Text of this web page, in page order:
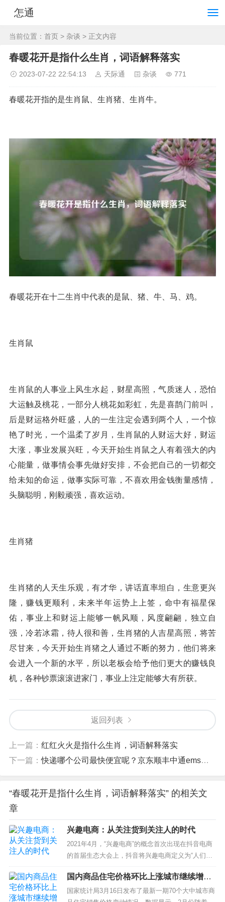
怎通
当前位置： 首页 > 杂谈 > 正文内容
春暖花开是指什么生肖，词语解释落实
2023-07-22 22:54:13 天际通 杂谈 771
春暖花开指的是生肖鼠、生肖猪、生肖牛。
春暖花开在十二生肖中代表的是鼠、猪、牛、马、鸡。
生肖鼠
生肖鼠的人事业上风生水起，财星高照，气质迷人，恐怕
大运触及桃花，一部分人桃花如彩虹，先是喜鹊门前叫，
后是财运格外旺盛，人的一生注定会遇到两个人，一个惊
艳了时光，一个温柔了岁月，生肖鼠的人财运大好，财运
大涨，事业发展兴旺，今天开始生肖鼠之人有着强大的内
心能量，做事情会事先做好安排，不会把自己的一切都交
给未知的命运，做事实际可靠，不喜欢用金钱衡量感情，
头脑聪明，刚毅顽强，喜欢运动。
生肖猪
生肖猪的人天生乐观，有才华，讲话直率坦白，生意更兴
隆，赚钱更顺利，未来半年运势上上签，命中有福星保
佑，事业上和财运上能够一帆风顺，风度翩翩，独立自
强，冷若冰霜，待人很和善，生肖猪的人吉星高照，将苦
尽甘来，今天开始生肖猪之人通过不断的努力，他们将来
会进入一个新的水平，所以老板会给予他们更大的赚钱良
机，各种钞票滚滚进家门，事业上注定能够大有所获。
返回列表
上一篇： 红红火火是指什么生肖，词语解释落实
下一篇：快递哪个公司最快便宜呢？京东顺丰中通ems三通一达大比拼!（哪个快递公司速度比较快）
“春暖花开是指什么生肖，词语解释落实” 的相关文
章
兴趣电商：从关注货到关注人的时代
2021年4月，“兴趣电商”的概念首次出现在抖音电商
的首届生态大会上，抖音将兴趣电商定义为“人们对
美好生活的向往，满足消费者潜在购物兴趣，提升
消费者生活品质的电商”。也即“兴趣电商”从消费者
的兴趣点入手，由消费者的兴趣引发消费者的购买
国内商品住宅价格环比上涨城市继续增
加，70个城市中55个上涨
国家统计局3月16日发布了最新一期70个大中城市商